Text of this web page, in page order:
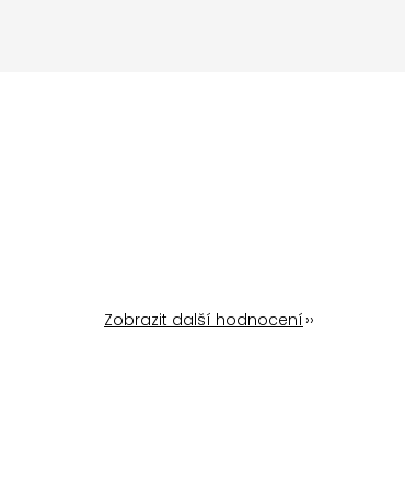
Zobrazit další hodnocení